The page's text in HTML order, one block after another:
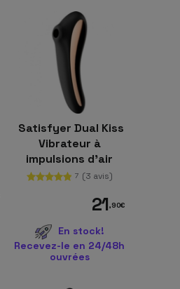
Satisfyer Dual Kiss
Vibrateur à
impulsions d'air
Noir
7 (3 avis)
21,90€
En stock!
Recevez-le en 24/48h
ouvrées